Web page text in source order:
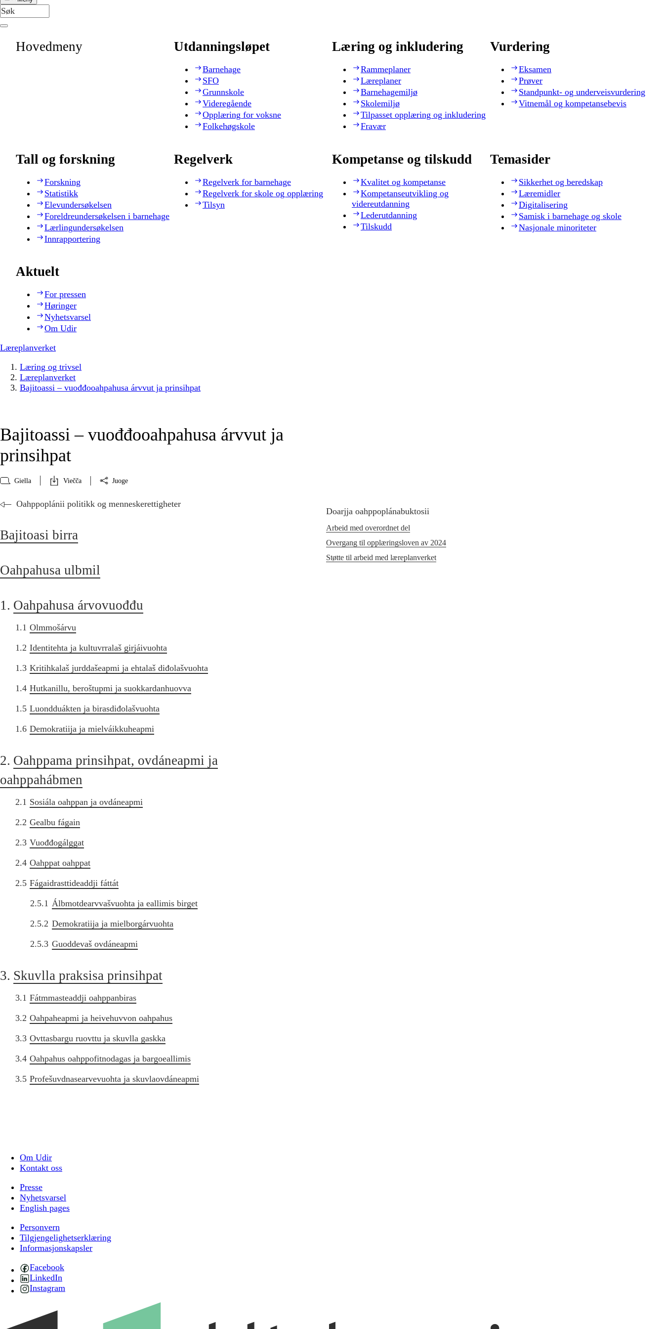
Hovedmeny Utdanningsløpet
Barnehage
SFO
Grunnskole
Videregående
Opplæring for voksne
Folkehøgskole
Læring og inkludering
Rammeplaner
Læreplaner
Barnehagemiljø
Skolemiljø
Tilpasset opplæring og inkludering
Fravær
Vurdering
Eksamen
Prøver
Standpunkt- og underveisvurdering
Vitnemål og kompetansebevis
Tall og forskning
Forskning
Statistikk
Elevundersøkelsen
Foreldreundersøkelsen i barnehage
Lærlingundersøkelsen
Innrapportering
Regelverk
Regelverk for barnehage
Regelverk for skole og opplæring
Tilsyn
Kompetanse og tilskudd
Kvalitet og kompetanse
Kompetanseutvikling og
videreutdanning
Lederutdanning
Tilskudd
Temasider
Sikkerhet og beredskap
Læremidler
Digitalisering
Samisk i barnehage og skole
Nasjonale minoriteter
Aktuelt
For pressen
Høringer
Nyhetsvarsel
Om Udir
Læreplanverket
Læring og trivsel
Læreplanverket
Bajitoassi – vuođđooahpahusa árvvut ja prinsihpat
Bajitoassi – vuođđooahpahusa árvvut ja
prinsihpat
Giella Viečča Juoge
Oahppoplánii politikk og menneskerettigheter
Bajitoasi birra
Oahpahusa ulbmil
1. Oahpahusa árvovuođđu
1.1 Olmmošárvu
1.2 Identitehta ja kultuvrralaš girjáivuohta
1.3 Kritihkalaš jurddašeapmi ja ehtalaš diđolašvuohta
1.4 Hutkanillu, beroštupmi ja suokkardanhuovva
1.5 Luondduákten ja birasdiđolašvuohta
1.6 Demokratiija ja mielváikkuheapmi
2. Oahppama prinsihpat, ovdáneapmi ja
oahppahábmen
2.1 Sosiála oahppan ja ovdáneapmi
2.2 Gealbu fágain
2.3 Vuođđogálggat
2.4 Oahppat oahppat
2.5 Fágaidrasttideaddji fáttát
2.5.1 Álbmotdearvvašvuohta ja eallimis birget
2.5.2 Demokratiija ja mielborgárvuohta
2.5.3 Guoddevaš ovdáneapmi
3. Skuvlla praksisa prinsihpat
3.1 Fátmmasteaddji oahppanbiras
3.2 Oahpaheapmi ja heivehuvvon oahpahus
3.3 Ovttasbargu ruovttu ja skuvlla gaskka
3.4 Oahpahus oahppofitnodagas ja bargoeallimis
3.5 Profešuvdnasearvevuohta ja skuvlaovdáneapmi
Doarjja oahppoplánabuktosii
Arbeid med overordnet del
Overgang til opplæringsloven av 2024
Støtte til arbeid med læreplanverket
Om Udir
Kontakt oss
Presse
Nyhetsvarsel
English pages
Personvern
Tilgjengelighetserklæring
Informasjonskapsler
Facebook
LinkedIn
Instagram